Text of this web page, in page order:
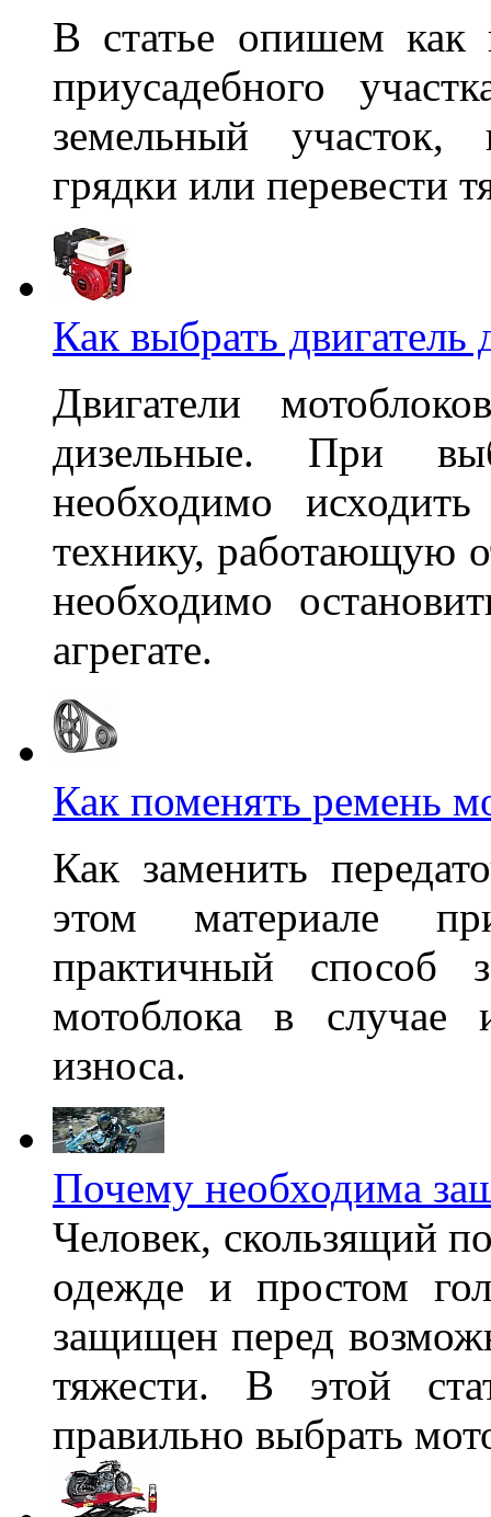
В статье опишем как
приусадебного
земельный участок,
грядки или перевести
Как выбрать двигатель
Двигатели
дизельные. При
необходимо
технику, работающую
необходимо
агрегате.
Как поменять ремень
Как заменить
этом материале
практичный способ
мотоблока в случае
износа.
Почему необходима
Человек, скользящий
одежде и простом
защищен перед
тяжести. В этой
правильно выбрать